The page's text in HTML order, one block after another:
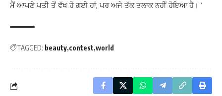
ਮੈਂ ਆਪਣੇ ਪਤੀ ਤੋਂ ਵੱਖ ਹੋ ਗਈ ਹਾਂ, ਪਰ ਅਜੇ ਤੱਕ ਤਲਾਕ ਨਹੀਂ ਹੋਇਆ ਹੈ। ‘
TAGGED: beauty contest world